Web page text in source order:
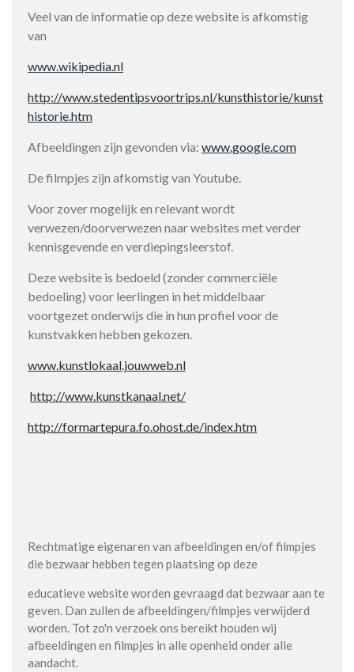
Veel van de informatie op deze website is afkomstig
van
www.wikipedia.nl
http://www.stedentipsvoortrips.nl/kunsthistorie/kunst
historie.htm
Afbeeldingen zijn gevonden via: www.google.com
De filmpjes zijn afkomstig van Youtube.
Voor zover mogelijk en relevant wordt
verwezen/doorverwezen naar websites met verder
kennisgevende en verdiepingsleerstof.
Deze website is bedoeld (zonder commerciële
bedoeling) voor leerlingen in het middelbaar
voortgezet onderwijs die in hun profiel voor de
kunstvakken hebben gekozen.
www.kunstlokaal.jouwweb.nl
http://www.kunstkanaal.net/
http://formartepura.fo.ohost.de/index.htm
Rechtmatige eigenaren van afbeeldingen en/of filmpjes
die bezwaar hebben tegen plaatsing op deze
educatieve website worden gevraagd dat bezwaar aan te
geven. Dan zullen de afbeeldingen/filmpjes verwijderd
worden. Tot zo'n verzoek ons bereikt houden wij
afbeeldingen en filmpjes in alle openheid onder alle
aandacht.